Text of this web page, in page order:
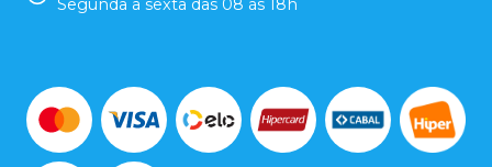
Segunda a sexta das 08 às 18h